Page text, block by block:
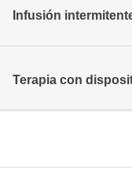
Infusión
Terapia con